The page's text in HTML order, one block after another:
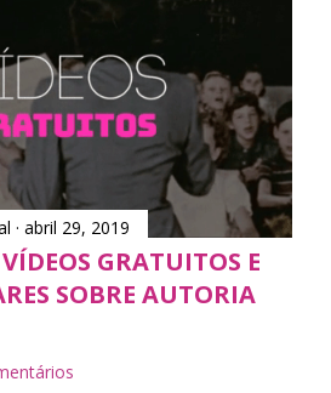
abril 29, 2019
GRATUITOS E
SOBRE AUTORIA